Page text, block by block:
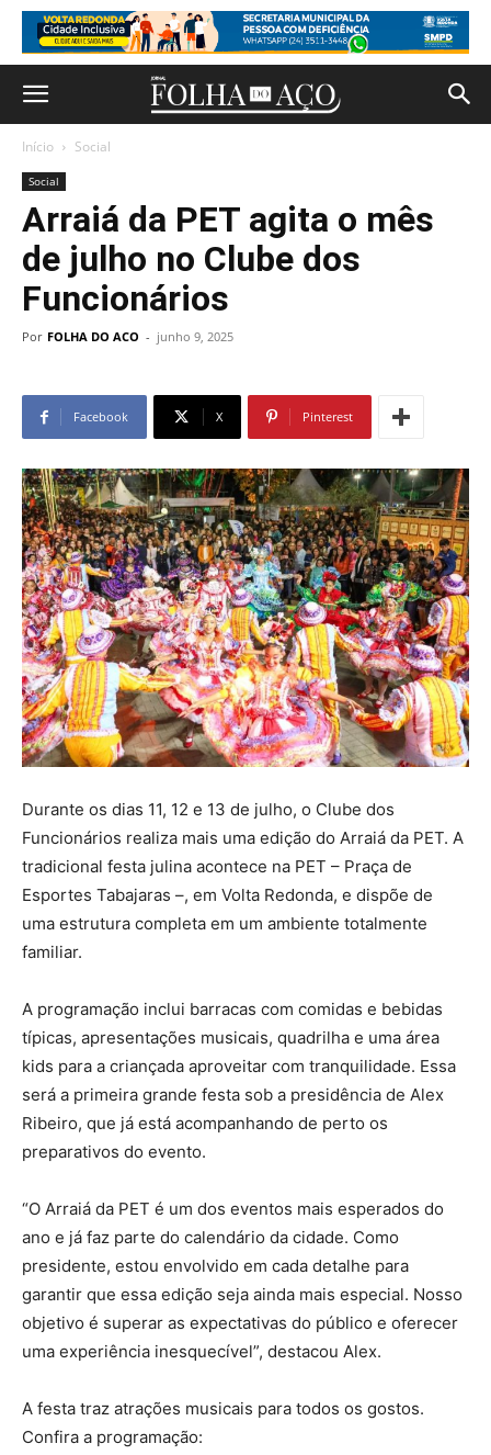
Início Social
Social
Arraiá da PET agita o mês
de julho no Clube dos
Funcionários
Por FOLHA DO ACO - junho 9, 2025
Facebook X Pinterest
Durante os dias 11, 12 e 13 de julho, o Clube dos
Funcionários realiza mais uma edição do Arraiá da PET. A
tradicional festa julina acontece na PET – Praça de
Esportes Tabajaras –, em Volta Redonda, e dispõe de
uma estrutura completa em um ambiente totalmente
familiar.
A programação inclui barracas com comidas e bebidas
típicas, apresentações musicais, quadrilha e uma área
kids para a criançada aproveitar com tranquilidade. Essa
será a primeira grande festa sob a presidência de Alex
Ribeiro, que já está acompanhando de perto os
preparativos do evento.
“O Arraiá da PET é um dos eventos mais esperados do
ano e já faz parte do calendário da cidade. Como
presidente, estou envolvido em cada detalhe para
garantir que essa edição seja ainda mais especial. Nosso
objetivo é superar as expectativas do público e oferecer
uma experiência inesquecível”, destacou Alex.
A festa traz atrações musicais para todos os gostos.
Confira a programação: